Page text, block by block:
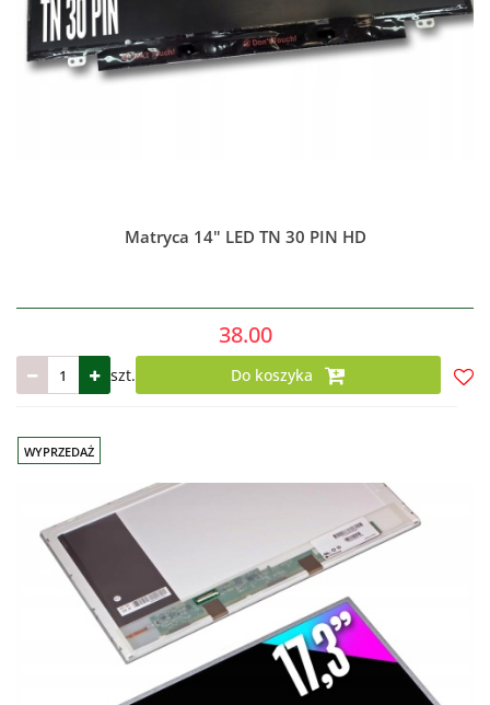
Matryca 14" LED TN 30 PIN HD
38.00
szt. Do koszyka
WYPRZEDAŻ